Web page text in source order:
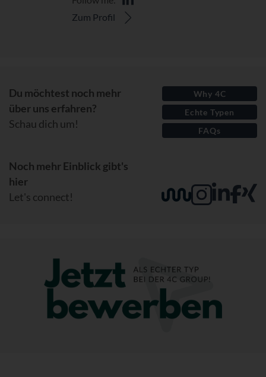
Zum Profil
Du möchtest noch mehr
über uns erfahren?
Schau dich um!
Why 4C
Echte Typen
FAQs
Noch mehr Einblick gibt's
hier
Let's connect!